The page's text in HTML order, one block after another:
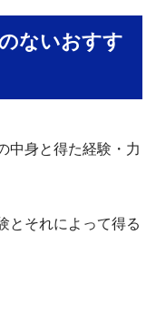
ないおすす
中身と得た経験・力
とそれによって得る